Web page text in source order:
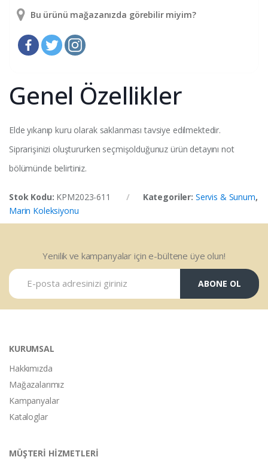
Bu ürünü mağazanızda görebilir miyim?
Genel Özellikler
Elde yıkanıp kuru olarak saklanması tavsiye edilmektedir.
Siprarişinizi oluştururken seçmişolduğunuz ürün detayını not
bölümünde belirtiniz.
Stok Kodu: KPM2023-611 Kategoriler: Servis & Sunum,
Marin Koleksiyonu
Yenilik ve kampanyalar için e-bültene üye olun!
ABONE OL
KURUMSAL
Hakkımızda
Mağazalarımız
Kampanyalar
Kataloglar
MÜŞTERİ HİZMETLERİ